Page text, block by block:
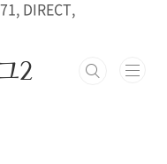
DIRECT,
2